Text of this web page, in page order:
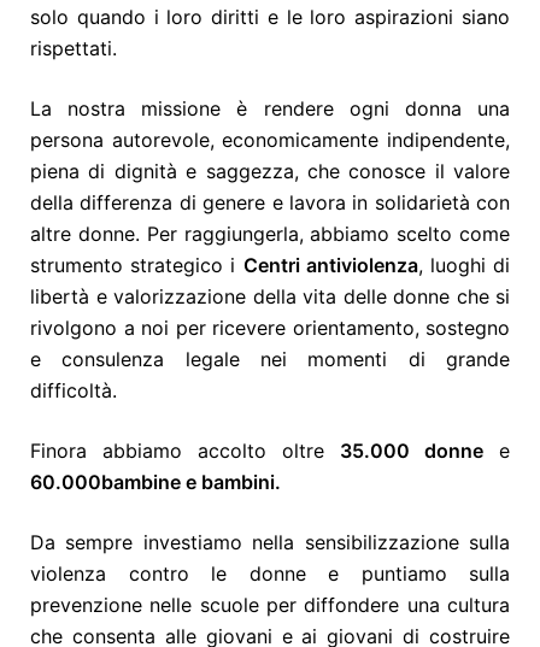
solo quando i loro diritti e le loro aspirazioni siano
rispettati.
La nostra missione è rendere ogni donna una
persona autorevole, economicamente indipendente,
piena di dignità e saggezza, che conosce il valore
della differenza di genere e lavora in solidarietà con
altre donne. Per raggiungerla, abbiamo scelto come
strumento strategico i Centri antiviolenza, luoghi di
libertà e valorizzazione della vita delle donne che si
rivolgono a noi per ricevere orientamento, sostegno
e consulenza legale nei momenti di grande
difficoltà.
Finora abbiamo accolto oltre 35.000 donne e
60.000bambine e bambini.
Da sempre investiamo nella sensibilizzazione sulla
violenza contro le donne e puntiamo sulla
prevenzione nelle scuole per diffondere una cultura
che consenta alle giovani e ai giovani di costruire